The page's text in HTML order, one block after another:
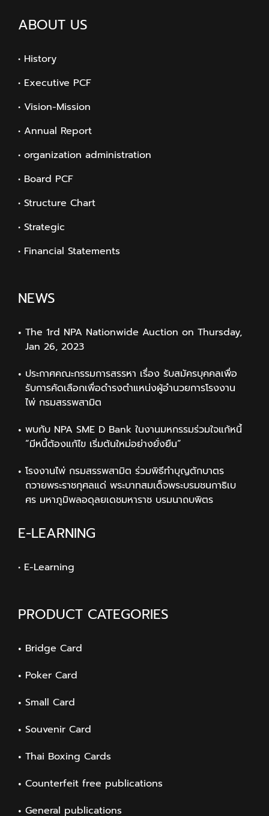
ABOUT US
• History
• Executive PCF
• Vision-Mission
• Annual Report
• organization administration
• Board PCF
• Structure Chart
• Strategic
• Financial Statements
NEWS
The 1rd NPA Nationwide Auction on Thursday,
Jan 26, 2023
ประกาศคณะกรรมการสรรหา เรื่อง รับสมัครบุคคลเพื่อ
รับการคัดเลือกเพื่อดำรงตำแหน่งผู้อำนวยการโรงงาน
ไพ่ กรมสรรพสามิต
พบกับ NPA SME D Bank ในงานมหกรรมร่วมใจแก้หนี้
“มีหนี้ต้องแก้ไข เริ่มต้นใหม่อย่างยั่งยืน”
โรงงานไพ่ กรมสรรพสามิต ร่วมพิธีทำบุญตักบาตร
ถวายพระราชกุศลแด่ พระบาทสมเด็จพระบรมชนกาธิเบ
ศร มหาภูมิพลอดุลยเดชมหาราช บรมนาถบพิตร
E-LEARNING
• E-Learning
PRODUCT CATEGORIES
Bridge Card
Poker Card
Small Card
Souvenir Card
Thai Boxing Cards
Counterfeit free publications
General publications